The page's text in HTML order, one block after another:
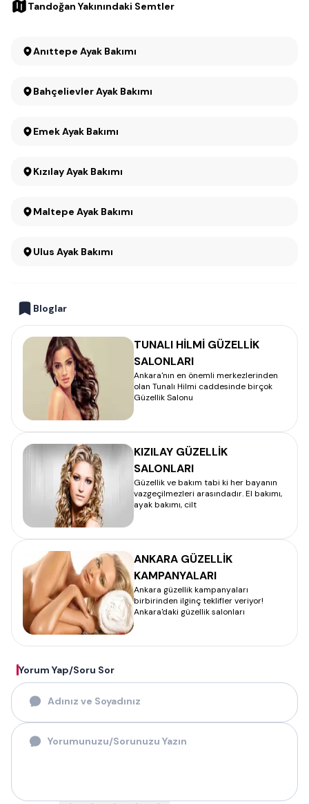
Tandoğan Yakınındaki Semtler
Anıttepe Ayak Bakımı
Bahçelievler Ayak Bakımı
Emek Ayak Bakımı
Kızılay Ayak Bakımı
Maltepe Ayak Bakımı
Ulus Ayak Bakımı
Bloglar
TUNALI HİLMİ GÜZELLİK
SALONLARI
Ankara'nın en önemli merkezlerinden
olan Tunalı Hilmi caddesinde birçok
Güzellik Salonu
KIZILAY GÜZELLİK
SALONLARI
Güzellik ve bakım tabi ki her bayanın
vazgeçilmezleri arasındadır. El bakımı,
ayak bakımı, cilt
ANKARA GÜZELLİK
KAMPANYALARI
Ankara güzellik kampanyaları
birbirinden ilginç teklifler veriyor!
Ankara'daki güzellik salonları
Yorum Yap/Soru Sor